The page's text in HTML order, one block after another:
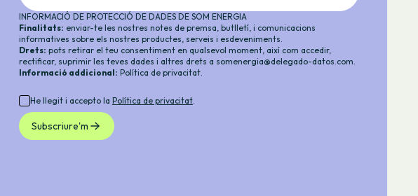
INFORMACIÓ DE PROTECCIÓ DE DADES DE SOM ENERGIA
Finalitats: enviar-te les nostres notes de premsa, butlletí, i comunicacions
informatives sobre els nostres productes, serveis i esdeveniments.
Drets: pots retirar el teu consentiment en qualsevol moment, així com accedir,
rectificar, suprimir les teves dades i altres drets a somenergia@delegado-datos.com
Informació addicional: Política de privacitat.
He llegit i accepto la Política de privacitat.
Subscriure'm